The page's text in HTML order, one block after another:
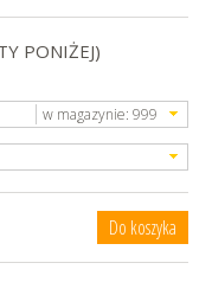
PONIŻEJ)
w magazynie: 999